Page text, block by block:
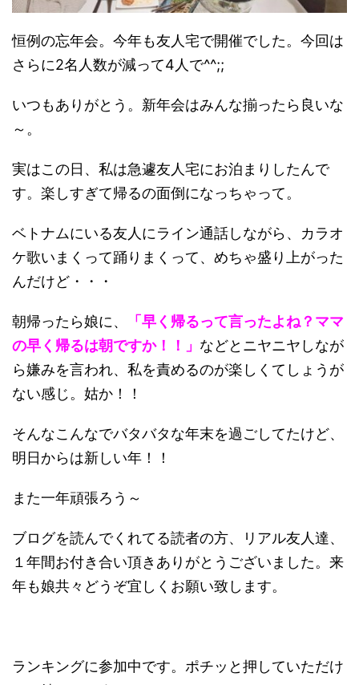
恒例の忘年会。今年も友人宅で開催でした。今回は
さらに2名人数が減って4人で^^;;
いつもありがとう。新年会はみんな揃ったら良いな
～。
実はこの日、私は急遽友人宅にお泊まりしたんで
す。楽しすぎて帰るの面倒になっちゃって。
ベトナムにいる友人にライン通話しながら、カラオ
ケ歌いまくって踊りまくって、めちゃ盛り上がった
んだけど・・・
朝帰ったら娘に、
「早く帰るって言ったよね？ママ
の早く帰るは朝ですか！！」 などとニヤニヤしなが
ら嫌みを言われ、私を責めるのが楽しくてしょうが
ない感じ。姑か！！
そんなこんなでバタバタな年末を過ごしてたけど、
明日からは新しい年！！
また一年頑張ろう～
ブログを読んでくれてる読者の方、リアル友人達、
１年間お付き合い頂きありがとうございました。来
年も娘共々どうぞ宜しくお願い致します。
ランキングに参加中です。ポチッと押していただけ